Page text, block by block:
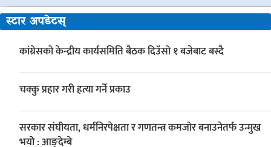
स्टार अपडेटस्
कांग्रेसको केन्द्रीय कार्यसमिति बैठक दिउँसो १ बजेबाट बस्दै
चक्कु प्रहार गरी हत्या गर्ने प्रकाउ
सरकार संघीयता, धर्मनिरपेक्षता र गणतन्त्र कमजोर बनाउनेतर्फ उन्मुख
भयोे : आङ्देम्बे